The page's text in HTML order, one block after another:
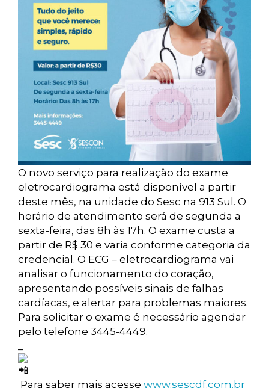
O novo serviço para realização do exame
eletrocardiograma está disponível a partir
deste mês, na unidade do Sesc na 913 Sul. O
horário de atendimento será de segunda a
sexta-feira, das 8h às 17h. O exame custa a
partir de R$ 30 e varia conforme categoria da
credencial. O ECG – eletrocardiograma vai
analisar o funcionamento do coração,
apresentando possíveis sinais de falhas
cardíacas, e alertar para problemas maiores.
Para solicitar o exame é necessário agendar
pelo telefone 3445-4449.
Para saber mais acesse www.sescdf.com.br